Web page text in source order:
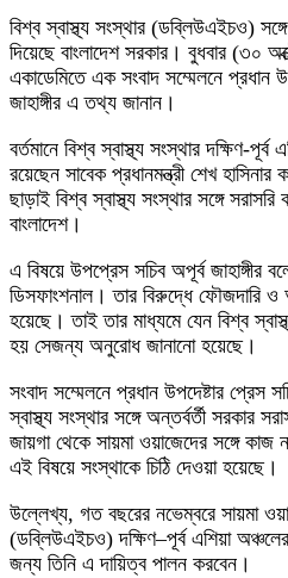
বিশ্ব স্বাস্থ্য সংস্থার (ডব্লিউএইচও)
দিয়েছে বাংলাদেশ সরকার। বুধবার (৩০
একাডেমিতে এক সংবাদ সম্মেলনে প্রধান
জাহাঙ্গীর এ তথ্য জানান।
বর্তমানে বিশ্ব স্বাস্থ্য সংস্থার দক্ষিণ-
রয়েছেন সাবেক প্রধানমন্ত্রী শেখ
ছাড়াই বিশ্ব স্বাস্থ্য সংস্থার সঙ্গে
বাংলাদেশ।
এ বিষয়ে উপপ্রেস সচিব অপূর্ব জাহাঙ্গীর
ডিসফাংশনাল। তার বিরুদ্ধে ফৌজদারি ও
হয়েছে। তাই তার মাধ্যমে যেন বিশ্ব
হয় সেজন্য অনুরোধ জানানো হয়েছে।
সংবাদ সম্মেলনে প্রধান উপদেষ্টার
স্বাস্থ্য সংস্থার সঙ্গে অন্তর্বর্তী সরকার
জায়গা থেকে সায়মা ওয়াজেদের সঙ্গে কাজ
এই বিষয়ে সংস্থাকে চিঠি দেওয়া হয়েছে।
উল্লেখ্য, গত বছরের নভেম্বরে সায়মা
(ডব্লিউএইচও) দক্ষিণ–পূর্ব এশিয়া
জন্য তিনি এ দায়িত্ব পালন করবেন।